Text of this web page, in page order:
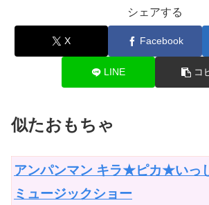
シェアする
X Facebook
LINE コ
似たおもちゃ
アンパンマン キラ★ピカ★いっ
ミュージックショー